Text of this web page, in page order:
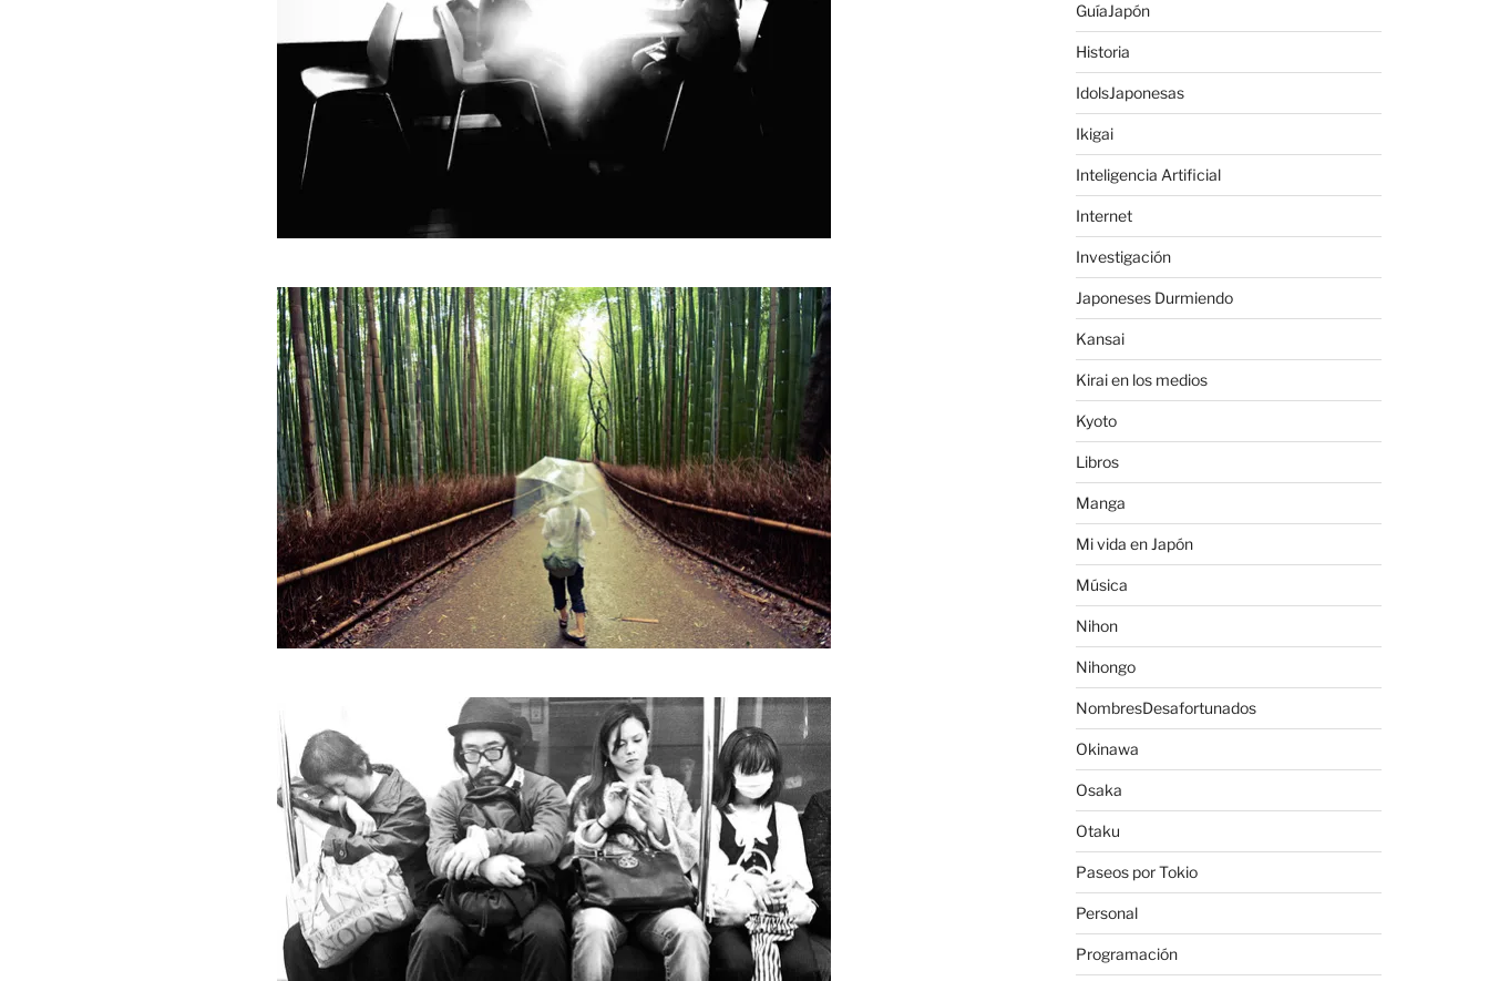
GuíaJapón
Historia
IdolsJaponesas
Ikigai
Inteligencia Artificial
Internet
Investigación
Japoneses Durmiendo
Kansai
Kirai en los medios
Kyoto
Libros
Manga
Mi vida en Japón
Música
Nihon
Nihongo
NombresDesafortunados
Okinawa
Osaka
Otaku
Paseos por Tokio
Personal
Programación